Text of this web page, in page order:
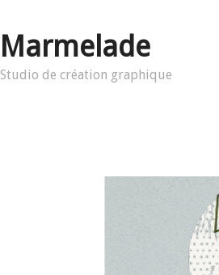
Marmelade
Studio de création graphique